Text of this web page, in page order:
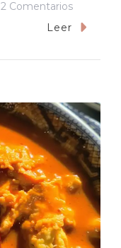
2 ComentariosEn
Los
Leer